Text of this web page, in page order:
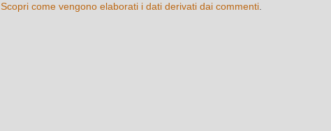
Scopri come vengono elaborati i dati derivati dai commenti